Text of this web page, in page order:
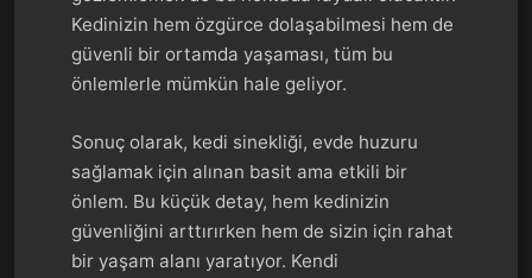
Kedinizin hem özgürce dolaşabilmesi hem de
güvenli bir ortamda yaşaması, tüm bu
önlemlerle mümkün hale geliyor.
Sonuç olarak, kedi sinekliği, evde huzuru
sağlamak için alınan basit ama etkili bir
önlem. Bu küçük detay, hem kedinizin
güvenliğini arttırırken hem de sizin için rahat
bir yaşam alanı yaratıyor. Kendi